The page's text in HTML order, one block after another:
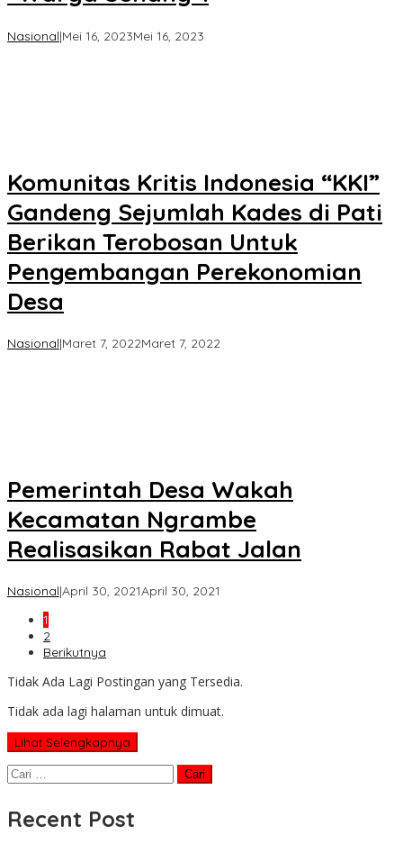
Nasional|Mei 16, 2023Mei 16, 2023
Komunitas Kritis Indonesia “KKI”
Gandeng Sejumlah Kades di Pati
Berikan Terobosan Untuk
Pengembangan Perekonomian
Desa
Nasional|Maret 7, 2022Maret 7, 2022
Pemerintah Desa Wakah
Kecamatan Ngrambe
Realisasikan Rabat Jalan
Nasional|April 30, 2021April 30, 2021
1
2
Berikutnya
Tidak Ada Lagi Postingan yang Tersedia.
Tidak ada lagi halaman untuk dimuat.
Lihat Selengkapnya
Cari
Recent Post